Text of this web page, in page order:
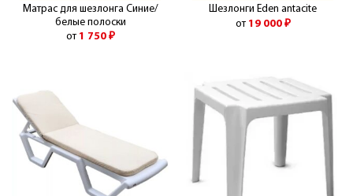
Матрас для шезлонга Синие/
белые полоски
от 1 750 ₽
Шезлонги Eden antacite
от 19 000 ₽